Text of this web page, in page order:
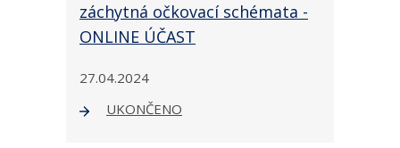
záchytná očkovací schémata -
ONLINE ÚČAST
27.04.2024
UKONČENO